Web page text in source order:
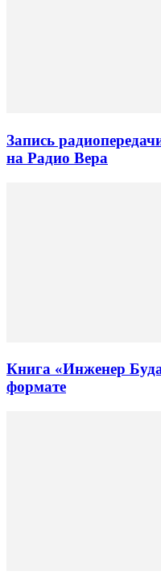
Запись
на Радио Вера
Книга «Инженер
формате